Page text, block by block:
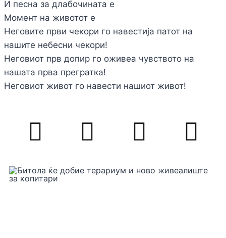
И песна за длабочината е
Момент на животот е
Неговите први чекори го навестија патот на
нашите небесни чекори!
Неговиот прв допир го оживеа чувството на
нашата прва прегратка!
Неговиот живот го навести нашиот живот!